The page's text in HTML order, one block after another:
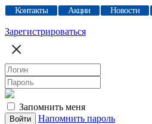
Контакты Акции Новости
Зарегистрироваться
Запомнить меня
Напомнить пароль